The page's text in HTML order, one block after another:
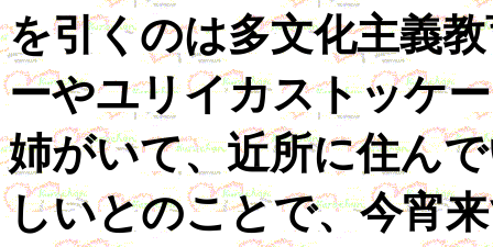
を引くのは多文化主義
ーやユリイカストッケ
姉がいて、近所に住ん
しいとのことで、今宵